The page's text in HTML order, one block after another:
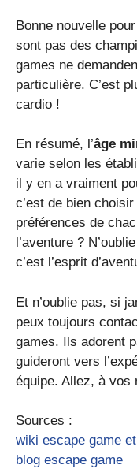
Bonne nouvelle
sont pas des
games ne
particulière. C’est
cardio !
En résumé, l’âge
varie selon les
il y en a vraiment
c’est de bien
préférences de
l’aventure ?
c’est l’esprit
Et n’oublie pas, si
peux toujours
games. Ils adorent
guideront vers
équipe. Allez, à vos
Sources :
wiki escape game
blog escape game